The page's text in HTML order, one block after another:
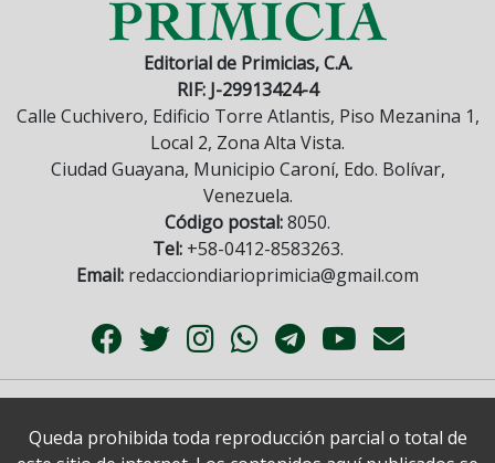
Editorial de Primicias, C.A.
RIF: J-29913424-4
Calle Cuchivero, Edificio Torre Atlantis, Piso Mezanina 1,
Local 2, Zona Alta Vista.
Ciudad Guayana, Municipio Caroní, Edo. Bolívar,
Venezuela.
Código postal:8050.
Tel:+58-0412-8583263.
Email: redacciondiarioprimicia@gmail.com
Queda prohibida toda reproducción parcial o total de